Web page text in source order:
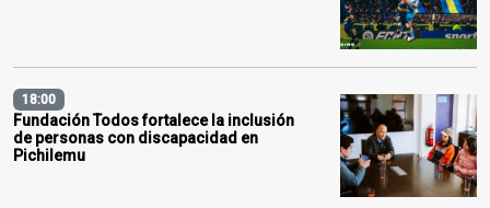
18:00
Fundación Todos fortalece la inclusión
de personas con discapacidad en
Pichilemu